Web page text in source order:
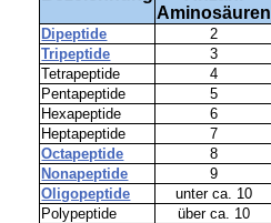
Aminosäuren
Dipeptide
2
Tripeptide
3
Tetrapeptide
4
Pentapeptide
5
Hexapeptide
6
Heptapeptide
7
Octapeptide
8
Nonapeptide
9
Oligopeptide
unter ca. 10
Polypeptide
über ca. 10